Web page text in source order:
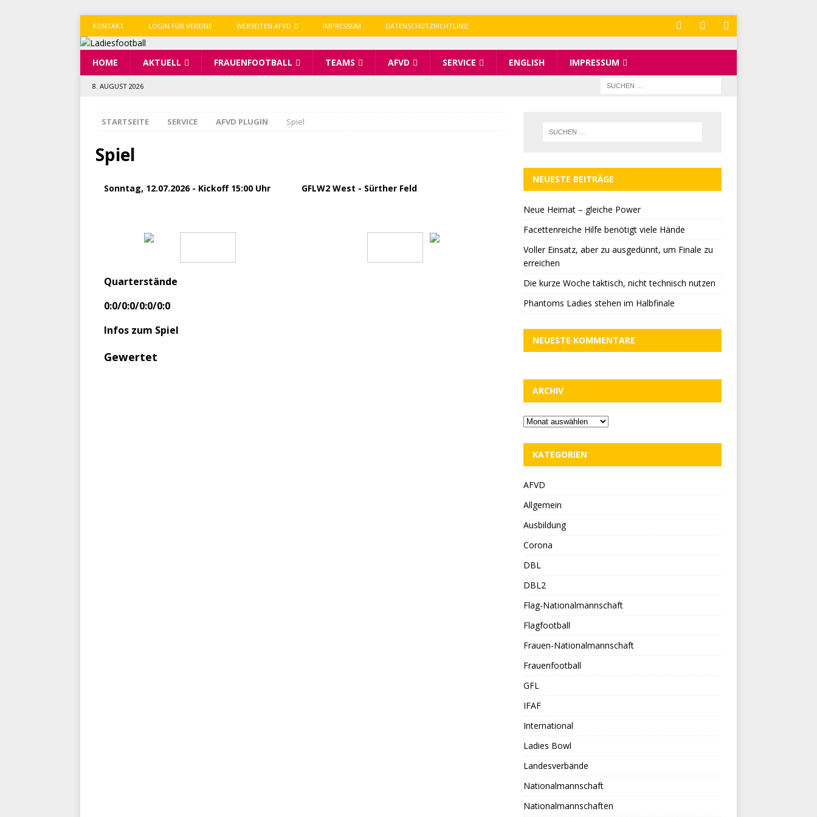
KONTAKT LOGIN FÜR VEREINE WEBSEITEN AFVD IMPRESSUM DATENSCHUTZRICHTLINIE
HOME AKTUELL FRAUENFOOTBALL TEAMS AFVD SERVICE ENGLISH IMPRESSUM
8. AUGUST 2026
STARTSEITE SERVICE AFVD PLUGIN Spiel
Spiel
Sonntag, 12.07.2026 - Kickoff 15:00 Uhr GFLW2 West - Sürther Feld
Quarterstände
0:0/0:0/0:0/0:0
Infos zum Spiel
Gewertet
NEUESTE BEITRÄGE
Neue Heimat – gleiche Power
Facettenreiche Hilfe benötigt viele Hände
Voller Einsatz, aber zu ausgedünnt, um Finale zu
erreichen
Die kurze Woche taktisch, nicht technisch nutzen
Phantoms Ladies stehen im Halbfinale
NEUESTE KOMMENTARE
ARCHIV
KATEGORIEN
AFVD
Allgemein
Ausbildung
Corona
DBL
DBL2
Flag-Nationalmannschaft
Flagfootball
Frauen-Nationalmannschaft
Frauenfootball
GFL
IFAF
International
Ladies Bowl
Landesverbände
Nationalmannschaft
Nationalmannschaften